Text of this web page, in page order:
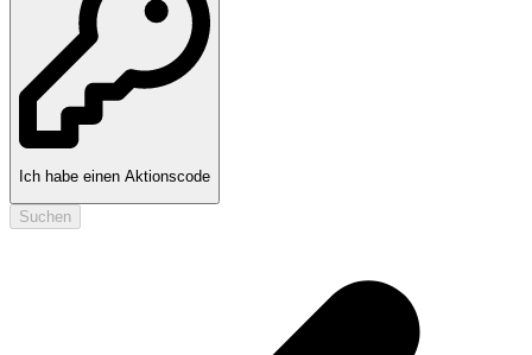
Ich habe einen Aktionscode
Suchen